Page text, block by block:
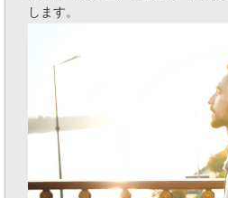
します。